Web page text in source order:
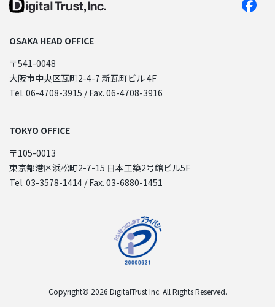
OSAKA HEAD OFFICE
〒541-0048
大阪市中央区瓦町2-4-7 新瓦町ビル 4F
Tel. 06-4708-3915 / Fax. 06-4708-3916
TOKYO OFFICE
〒105-0013
東京都港区浜松町2-7-15 日本工築2号館ビル5F
Tel. 03-3578-1414 / Fax. 03-6880-1451
Copyright© 2026 DigitalTrust Inc. All Rights Reserved.